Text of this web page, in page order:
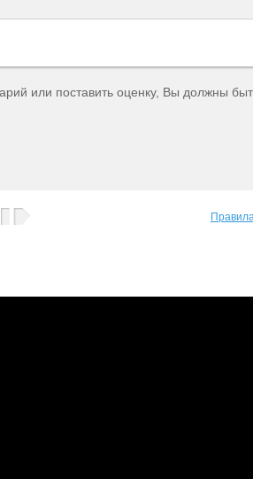
или поставить оценку, Вы должны